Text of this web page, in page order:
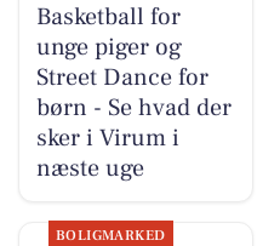
Basketball for
unge piger og
Street Dance for
børn - Se hvad der
sker i Virum i
næste uge
BOLIGMARKED